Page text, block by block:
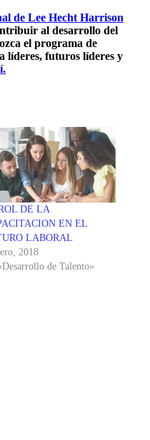
de Lee Hecht Harrison
al desarrollo del
el programa de
líderes, futuros líderes y
DE LA
EN EL
LABORAL
2018
de Talento»